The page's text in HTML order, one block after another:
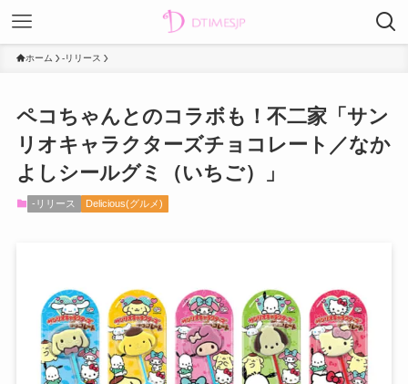
ホーム -リリース
ペコちゃんとのコラボも！不二家「サン
リオキャラクターズチョコレート／なか
よしシールグミ（いちご）」
-リリース Delicious(グルメ)